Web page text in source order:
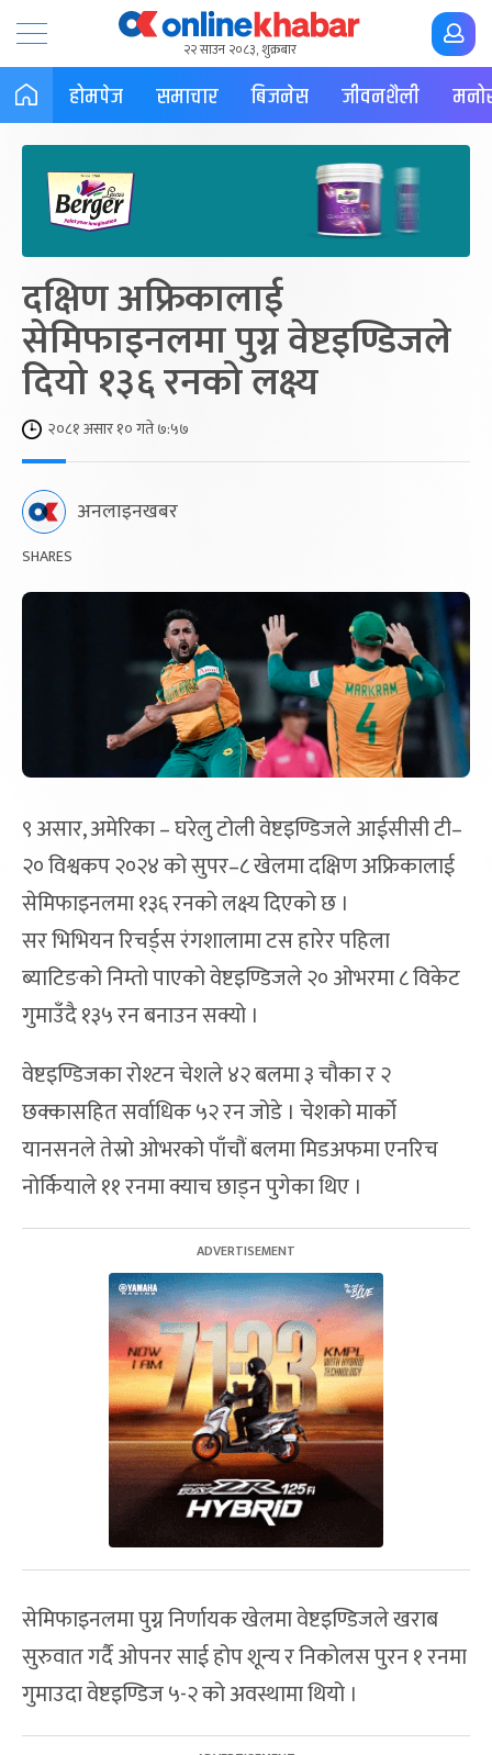
२२ साउन २०८३, शुक्रबार
होमपेज समाचार बिजनेस जीवनशैली
दक्षिण अफ्रिकालाई
सेमिफाइनलमा पुग्न वेष्टइण्डिजले
दियो १३६ रनको लक्ष्य
२०८१ असार १० गते ७:५७
अनलाइनखबर
SHARES
९ असार, अमेरिका – घरेलु टोली वेष्टइण्डिजले आईसीसी टी–
२० विश्वकप २०२४ को सुपर–८ खेलमा दक्षिण अफ्रिकालाई
सेमिफाइनलमा १३६ रनको लक्ष्य दिएको छ ।
सर भिभियन रिचर्ड्स रंगशालामा टस हारेर पहिला
ब्याटिङको निम्तो पाएको वेष्टइण्डिजले २० ओभरमा ८ विकेट
गुमाउँदै १३५ रन बनाउन सक्यो ।
वेष्टइण्डिजका रोश्टन चेशले ४२ बलमा ३ चौका र २
छक्कासहित सर्वाधिक ५२ रन जोडे । चेशको मार्को
यानसनले तेस्रो ओभरको पाँचौं बलमा मिडअफमा एनरिच
नोर्कियाले ११ रनमा क्याच छाड्न पुगेका थिए ।
सेमिफाइनलमा पुग्न निर्णायक खेलमा वेष्टइण्डिजले खराब
सुरुवात गर्दै ओपनर साई होप शून्य र निकोलस पुरन १ रनमा
गुमाउदा वेष्टइण्डिज ५-२ को अवस्थामा थियो ।